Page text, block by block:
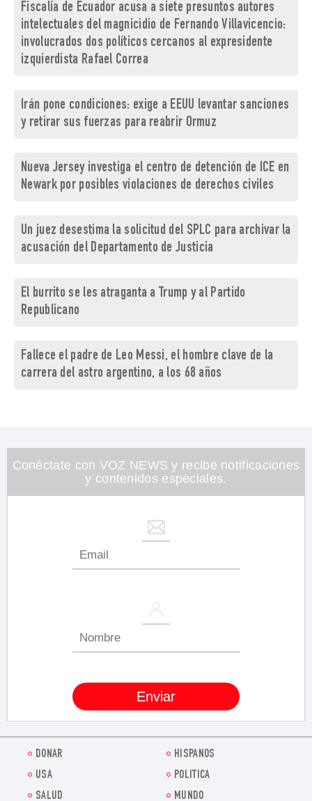
Fiscalía de Ecuador acusa a siete presuntos autores
intelectuales del magnicidio de Fernando Villavicencio:
involucrados dos políticos cercanos al expresidente
izquierdista Rafael Correa
Irán pone condiciones: exige a EEUU levantar sanciones
y retirar sus fuerzas para reabrir Ormuz
Nueva Jersey investiga el centro de detención de ICE en
Newark por posibles violaciones de derechos civiles
Un juez desestima la solicitud del SPLC para archivar la
acusación del Departamento de Justicia
El burrito se les atraganta a Trump y al Partido
Republicano
Fallece el padre de Leo Messi, el hombre clave de la
carrera del astro argentino, a los 68 años
Conéctate con VOZ NEWS y recibe notificaciones
y contenidos especiales.
DONAR
HISPANOS
USA
POLITICA
SALUD
MUNDO